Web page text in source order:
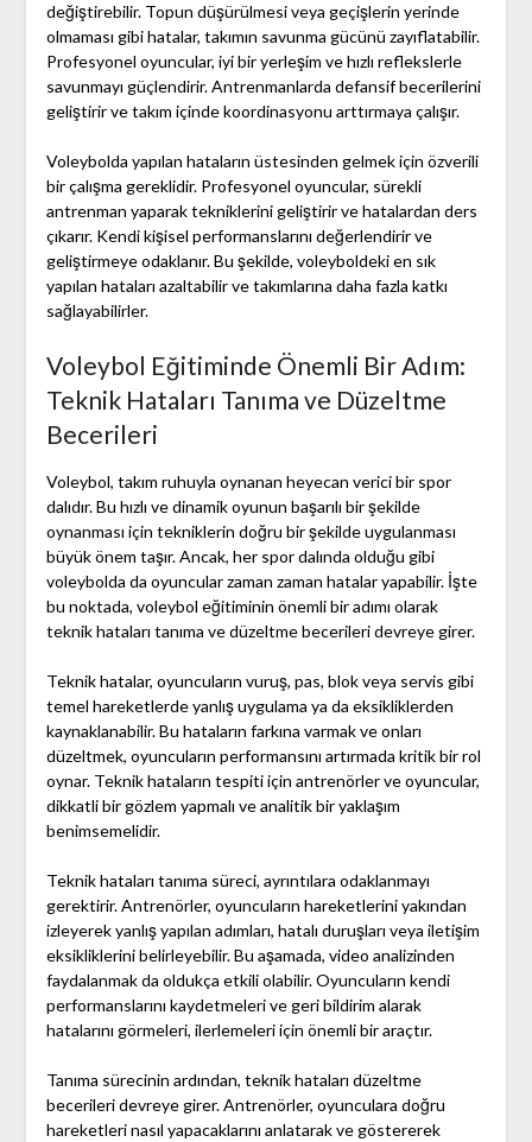
değiştirebilir. Topun düşürülmesi veya geçişlerin yerinde
olmaması gibi hatalar, takımın savunma gücünü zayıflatabilir.
Profesyonel oyuncular, iyi bir yerleşim ve hızlı reflekslerle
savunmayı güçlendirir. Antrenmanlarda defansif becerilerini
geliştirir ve takım içinde koordinasyonu arttırmaya çalışır.
Voleybolda yapılan hataların üstesinden gelmek için özverili
bir çalışma gereklidir. Profesyonel oyuncular, sürekli
antrenman yaparak tekniklerini geliştirir ve hatalardan ders
çıkarır. Kendi kişisel performanslarını değerlendirir ve
geliştirmeye odaklanır. Bu şekilde, voleyboldeki en sık
yapılan hataları azaltabilir ve takımlarına daha fazla katkı
sağlayabilirler.
Voleybol Eğitiminde Önemli Bir Adım:
Teknik Hataları Tanıma ve Düzeltme
Becerileri
Voleybol, takım ruhuyla oynanan heyecan verici bir spor
dalıdır. Bu hızlı ve dinamik oyunun başarılı bir şekilde
oynanması için tekniklerin doğru bir şekilde uygulanması
büyük önem taşır. Ancak, her spor dalında olduğu gibi
voleybolda da oyuncular zaman zaman hatalar yapabilir. İşte
bu noktada, voleybol eğitiminin önemli bir adımı olarak
teknik hataları tanıma ve düzeltme becerileri devreye girer.
Teknik hatalar, oyuncuların vuruş, pas, blok veya servis gibi
temel hareketlerde yanlış uygulama ya da eksikliklerden
kaynaklanabilir. Bu hataların farkına varmak ve onları
düzeltmek, oyuncuların performansını artırmada kritik bir rol
oynar. Teknik hataların tespiti için antrenörler ve oyuncular,
dikkatli bir gözlem yapmalı ve analitik bir yaklaşım
benimsemelidir.
Teknik hataları tanıma süreci, ayrıntılara odaklanmayı
gerektirir. Antrenörler, oyuncuların hareketlerini yakından
izleyerek yanlış yapılan adımları, hatalı duruşları veya iletişim
eksikliklerini belirleyebilir. Bu aşamada, video analizinden
faydalanmak da oldukça etkili olabilir. Oyuncuların kendi
performanslarını kaydetmeleri ve geri bildirim alarak
hatalarını görmeleri, ilerlemeleri için önemli bir araçtır.
Tanıma sürecinin ardından, teknik hataları düzeltme
becerileri devreye girer. Antrenörler, oyunculara doğru
hareketleri nasıl yapacaklarını anlatarak ve göstererek